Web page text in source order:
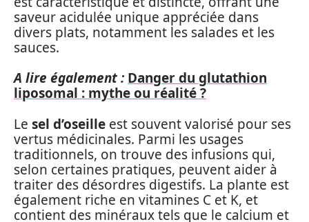
saveur acidulée unique appréciée dans
divers plats, notamment les salades et les
sauces.
A lire également : Danger du glutathion
liposomal : mythe ou réalité ?
Le sel d’oseille est souvent valorisé pour ses
vertus médicinales. Parmi les usages
traditionnels, on trouve des infusions qui,
selon certaines pratiques, peuvent aider à
traiter des désordres digestifs. La plante est
également riche en vitamines C et K, et
contient des minéraux tels que le calcium et